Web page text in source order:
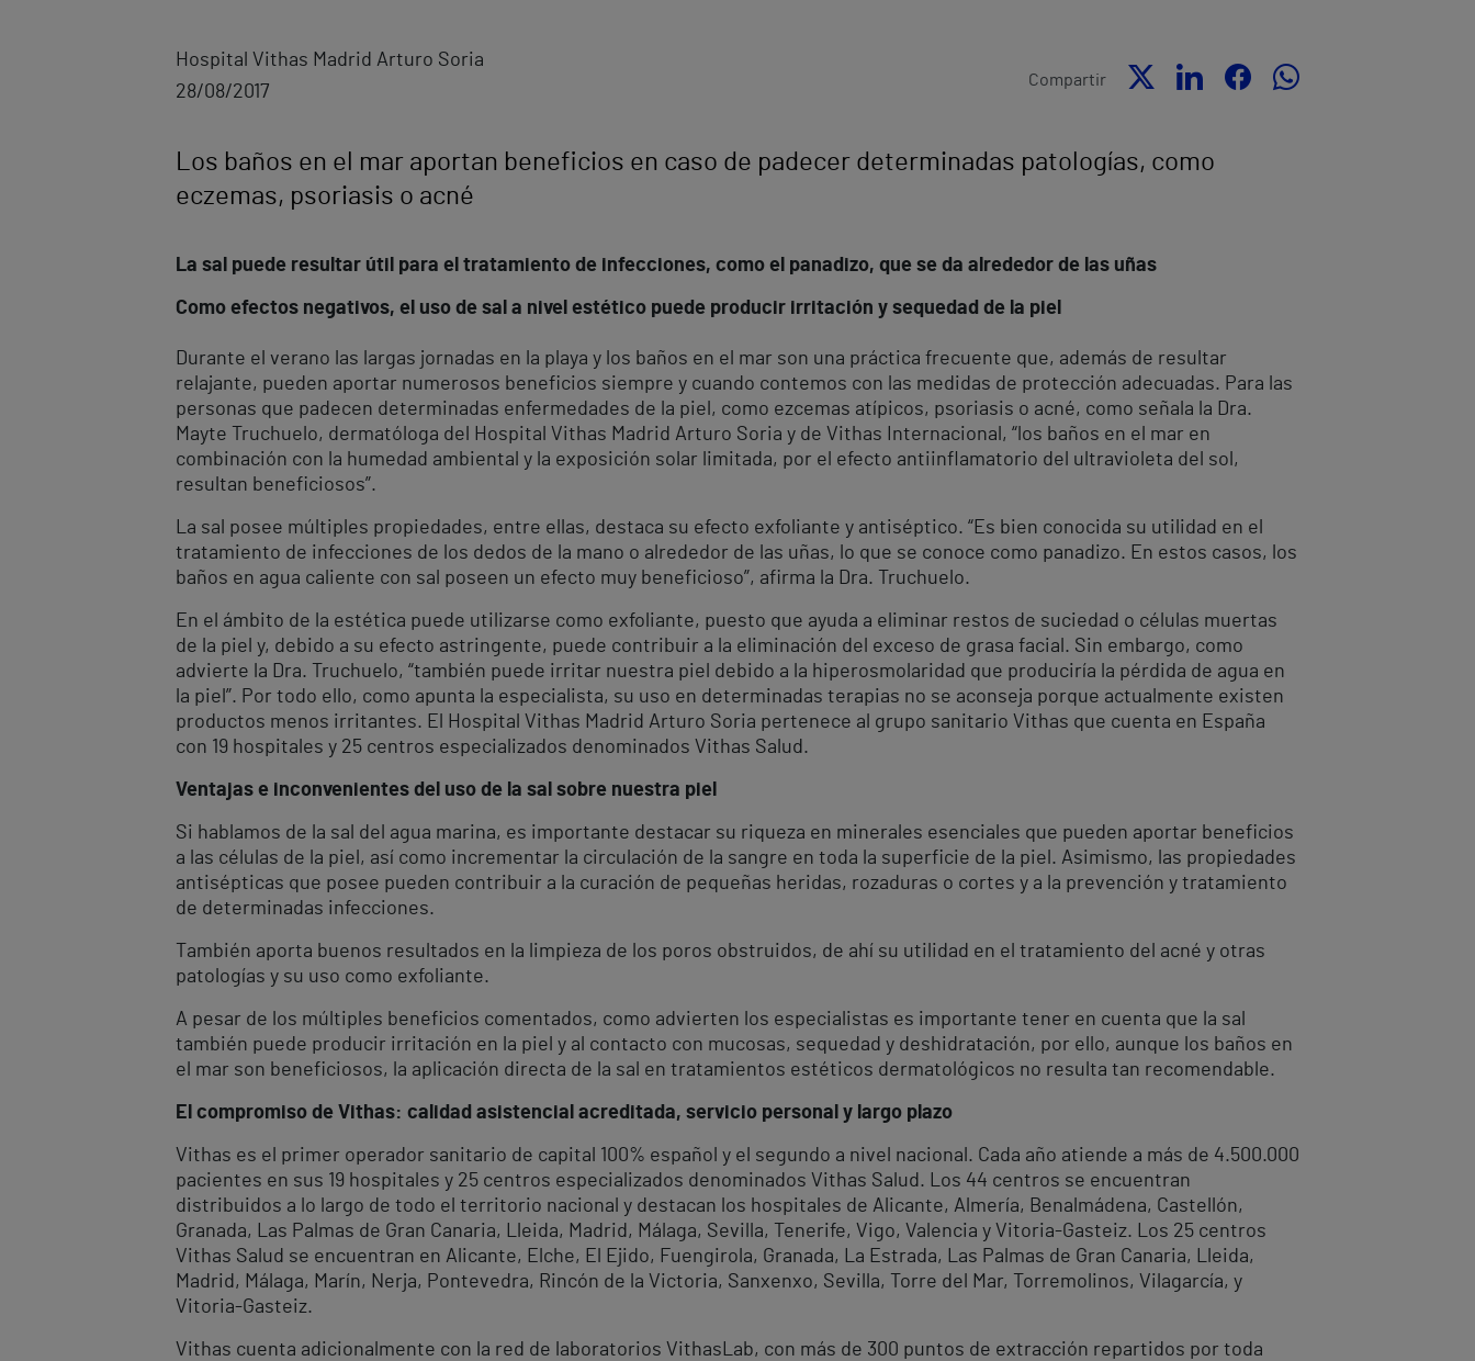
Hospital Vithas Madrid Arturo Soria
28/08/2017
Compartir
Los baños en el mar aportan beneficios en caso de padecer determinadas patologías, como
eczemas, psoriasis o acné
La sal puede resultar útil para el tratamiento de infecciones, como el panadizo, que se da alrededor de las uñas
Como efectos negativos, el uso de sal a nivel estético puede producir irritación y sequedad de la piel
Durante el verano las largas jornadas en la playa y los baños en el mar son una práctica frecuente que, además de resultar
relajante, pueden aportar numerosos beneficios siempre y cuando contemos con las medidas de protección adecuadas. Para las
personas que padecen determinadas enfermedades de la piel, como ezcemas atípicos, psoriasis o acné, como señala la Dra.
Mayte Truchuelo, dermatóloga del Hospital Vithas Madrid Arturo Soria y de Vithas Internacional, “los baños en el mar en
combinación con la humedad ambiental y la exposición solar limitada, por el efecto antiinflamatorio del ultravioleta del sol,
resultan beneficiosos”.
La sal posee múltiples propiedades, entre ellas, destaca su efecto exfoliante y antiséptico. “Es bien conocida su utilidad en el
tratamiento de infecciones de los dedos de la mano o alrededor de las uñas, lo que se conoce como panadizo. En estos casos, los
baños en agua caliente con sal poseen un efecto muy beneficioso”, afirma la Dra. Truchuelo.
En el ámbito de la estética puede utilizarse como exfoliante, puesto que ayuda a eliminar restos de suciedad o células muertas
de la piel y, debido a su efecto astringente, puede contribuir a la eliminación del exceso de grasa facial. Sin embargo, como
advierte la Dra. Truchuelo, “también puede irritar nuestra piel debido a la hiperosmolaridad que produciría la pérdida de agua en
la piel”. Por todo ello, como apunta la especialista, su uso en determinadas terapias no se aconseja porque actualmente existen
productos menos irritantes. El Hospital Vithas Madrid Arturo Soria pertenece al grupo sanitario Vithas que cuenta en España
con 19 hospitales y 25 centros especializados denominados Vithas Salud.
Ventajas e inconvenientes del uso de la sal sobre nuestra piel
Si hablamos de la sal del agua marina, es importante destacar su riqueza en minerales esenciales que pueden aportar beneficios
a las células de la piel, así como incrementar la circulación de la sangre en toda la superficie de la piel. Asimismo, las propiedades
antisépticas que posee pueden contribuir a la curación de pequeñas heridas, rozaduras o cortes y a la prevención y tratamiento
de determinadas infecciones.
También aporta buenos resultados en la limpieza de los poros obstruidos, de ahí su utilidad en el tratamiento del acné y otras
patologías y su uso como exfoliante.
A pesar de los múltiples beneficios comentados, como advierten los especialistas es importante tener en cuenta que la sal
también puede producir irritación en la piel y al contacto con mucosas, sequedad y deshidratación, por ello, aunque los baños en
el mar son beneficiosos, la aplicación directa de la sal en tratamientos estéticos dermatológicos no resulta tan recomendable.
El compromiso de Vithas: calidad asistencial acreditada, servicio personal y largo plazo
Vithas es el primer operador sanitario de capital 100% español y el segundo a nivel nacional. Cada año atiende a más de 4.500.000
pacientes en sus 19 hospitales y 25 centros especializados denominados Vithas Salud. Los 44 centros se encuentran
distribuidos a lo largo de todo el territorio nacional y destacan los hospitales de Alicante, Almería, Benalmádena, Castellón,
Granada, Las Palmas de Gran Canaria, Lleida, Madrid, Málaga, Sevilla, Tenerife, Vigo, Valencia y Vitoria-Gasteiz. Los 25 centros
Vithas Salud se encuentran en Alicante, Elche, El Ejido, Fuengirola, Granada, La Estrada, Las Palmas de Gran Canaria, Lleida,
Madrid, Málaga, Marín, Nerja, Pontevedra, Rincón de la Victoria, Sanxenxo, Sevilla, Torre del Mar, Torremolinos, Vilagarcía, y
Vitoria-Gasteiz.
Vithas cuenta adicionalmente con la red de laboratorios VithasLab, con más de 300 puntos de extracción repartidos por toda